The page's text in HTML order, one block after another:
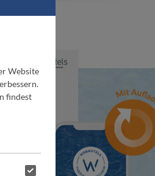
Website
findest